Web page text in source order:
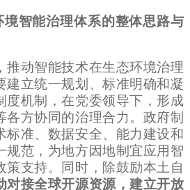
境智能治理体系的整体思路与
动智能技术在生态环境治理
建立统一规划、标准明确和凝
度机制，在党委领导下，形成
各方协同的治理合力。政府制
标准、数据安全、能力建设和
规范，为地方因地制宜应用智
策支持。同时，除鼓励本土自
对接全球开源资源，建立开放